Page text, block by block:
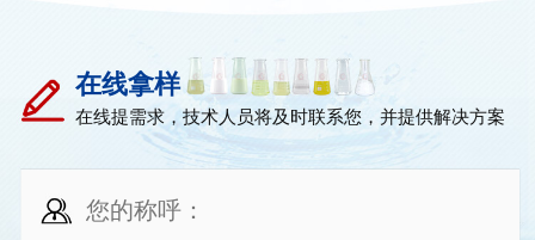
在线拿样
在线提需求，技术人员将及时联系您，并提供解决方案